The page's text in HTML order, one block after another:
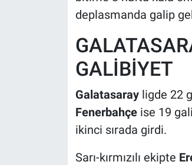
deplasmanda galip
GALİBİYET
Galatasarayligde 22
Fenerbahçe ise 19
ikinci sırada girdi.
Sarı-kırmızılı ekipte